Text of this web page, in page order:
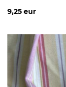
9,25 eur